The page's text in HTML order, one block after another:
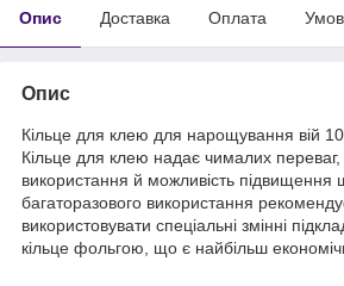
Опис Доставка Оплата
Опис
Кільце для клею для нарощування вій
Кільце для клею надає чималих переваг,
використання й можливість підвищення
багаторазового використання
використовувати спеціальні змінні
кільце фольгою, що є найбільш